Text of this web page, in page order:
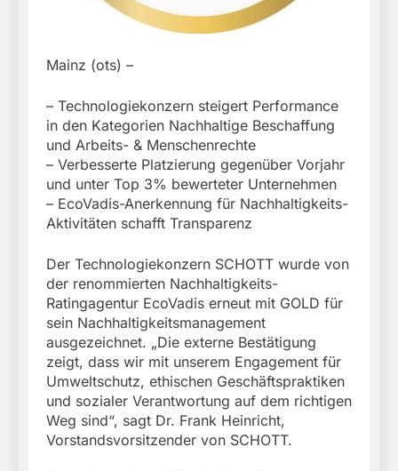
Beinahekollision an
Bahnübergang in Aubing
Bahnverkehr
5. August 2026
Mainz (ots) –
– Technologiekonzern steigert Performance
in den Kategorien Nachhaltige Beschaffung
und Arbeits- & Menschenrechte
– Verbesserte Platzierung gegenüber Vorjahr
und unter Top 3% bewerteter Unternehmen
– EcoVadis-Anerkennung für Nachhaltigkeits-
Aktivitäten schafft Transparenz
Der Technologiekonzern SCHOTT wurde von
der renommierten Nachhaltigkeits-
Ratingagentur EcoVadis erneut mit GOLD für
sein Nachhaltigkeitsmanagement
ausgezeichnet. „Die externe Bestätigung
zeigt, dass wir mit unserem Engagement für
Umweltschutz, ethischen Geschäftspraktiken
und sozialer Verantwortung auf dem richtigen
Weg sind“, sagt Dr. Frank Heinricht,
Vorstandsvorsitzender von SCHOTT.